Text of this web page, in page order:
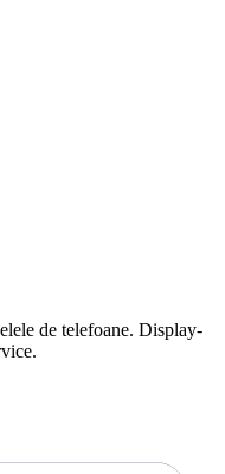
de telefoane. Display-